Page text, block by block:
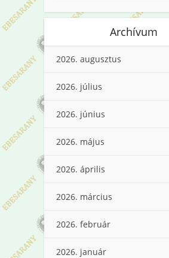
Archívum
2026. augusztus
2026. július
2026. június
2026. május
2026. április
2026. március
2026. február
2026. január